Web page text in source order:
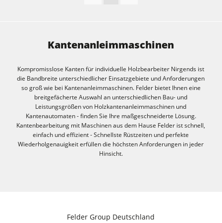
Kantenanleimmaschinen
Kompromisslose Kanten für individuelle Holzbearbeiter Nirgends ist
die Bandbreite unterschiedlicher Einsatzgebiete und Anforderungen
so groß wie bei Kantenanleimmaschinen. Felder bietet Ihnen eine
breitgefächerte Auswahl an unterschiedlichen Bau- und
Leistungsgrößen von Holzkantenanleimmaschinen und
Kantenautomaten - finden Sie Ihre maßgeschneiderte Lösung.
Kantenbearbeitung mit Maschinen aus dem Hause Felder ist schnell,
einfach und effizient - Schnellste Rüstzeiten und perfekte
Wiederholgenauigkeit erfüllen die höchsten Anforderungen in jeder
Hinsicht.
Felder Group Deutschland